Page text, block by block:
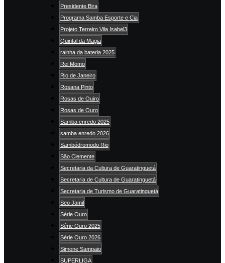
Presidente Bira
Programa Samba Esporte e Cia
Projeto Terreiro Vila Isabel3
Quintal da Magia
rainha da bateria 2025
Rei Momo
Rio de Janeiro
Rosana Pinto
Rosas de Ouiro
Rosas de Ouro
Samba enredo 2025
samba enredo 2026
Sambódromodo Rio
São Clemente
Secretaria da Cultura de Guaratinguetá
Secretaria de Cultura de Guaratinguetá
Secretaria de Turismo de Guaratinguetá
Seo Jamil
Série Ouro
Série Ouro 2025
Série Ouro 2026
Simone Sampaio
SUPERLIGA